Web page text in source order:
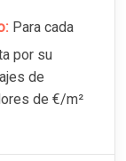
Para cada
por su
de
de €/m²